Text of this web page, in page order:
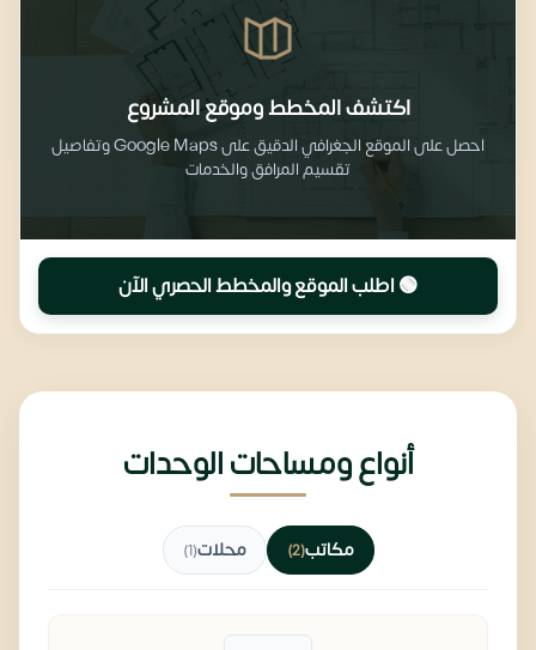
اكتشف المخطط وموقع المشروع
احصل على الموقع الجغرافي الدقيق على Google Maps وتفاصيل
تقسيم المرافق والخدمات
🟢 اطلب الموقع والمخطط الحصري الآن
أنواع ومساحات الوحدات
مكاتب(2) محلات(1)